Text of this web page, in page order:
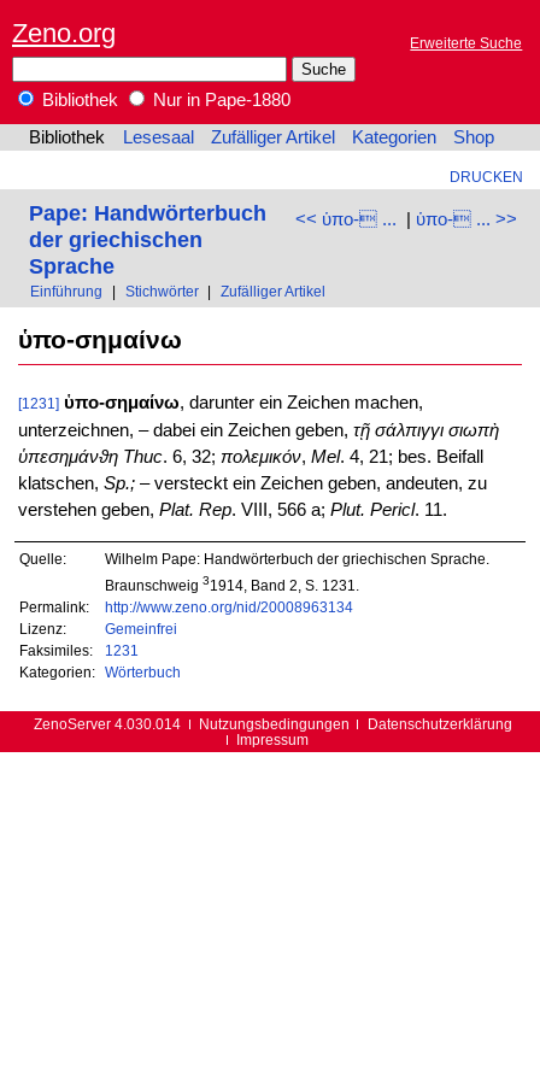
Zeno.org Erweiterte Suche
Bibliothek
Nur in Pape-1880
Bibliothek
Lesesaal Zufälliger Artikel Kategorien Shop
DRUCKEN
<< ὑπο- ... | ὑπο- ... >>
Pape: Handwörterbuch
der griechischen
Sprache
Einführung Stichwörter Zufälliger Artikel
ὑπο-σημαίνω
[1231] ὑπο-σημαίνω, darunter ein Zeichen machen,
unterzeichnen, – dabei ein Zeichen geben, τῇ σάλπιγγι σιωπὴ
ὑπεσημάνϑη Thuc. 6, 32; πολεμικόν, Mel. 4, 21; bes. Beifall
klatschen, Sp.;– versteckt ein Zeichen geben, andeuten, zu
verstehen geben, Plat. Rep. VIII, 566 a; Plut. Pericl. 11.
Quelle:
Wilhelm Pape: Handwörterbuch der griechischen Sprache.
Braunschweig 31914, Band 2, S. 1231.
Permalink:
http://www.zeno.org/nid/20008963134
Lizenz:
Gemeinfrei
Faksimiles:
1231
Kategorien:
Wörterbuch
ZenoServer 4.030.014 Nutzungsbedingungen
Datenschutzerklärung
Impressum